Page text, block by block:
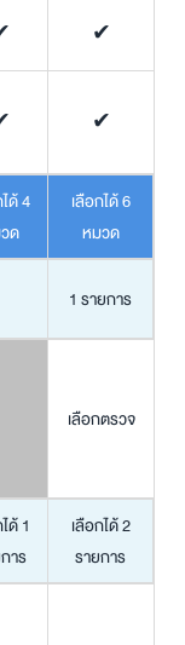
✔
✔
ด้ 4
ด
เลือกได้ 6
หมวด
1 รายการ
เลือกตรวจ
ด้ 1
าร
เลือกได้ 2
รายการ